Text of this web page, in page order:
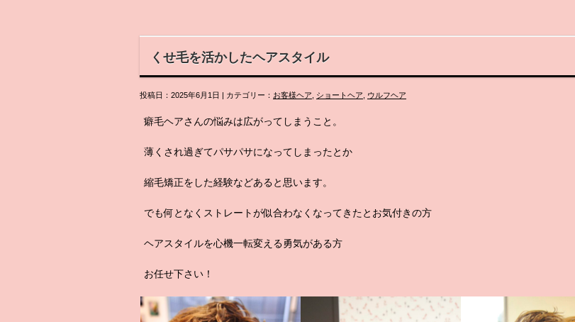
くせ毛を活かしたヘアスタイル
投稿日：2025年6月1日 | カテゴリー： お客様ヘア ショートヘア ウルフヘア
癖毛ヘアさんの悩みは広がってしまうこと。
薄くされ過ぎてパサパサになってしまったとか
縮毛矯正をした経験などあると思います。
でも何となくストレートが似合わなくなってきたとお気付きの方
ヘアスタイルを心機一転変える勇気がある方
お任せ下さい！